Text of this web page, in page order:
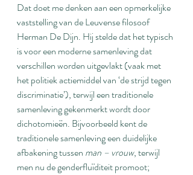
Dat doet me denken aan een opmerkelijke
vaststelling van de Leuvense filosoof
Herman De Dijn. Hij stelde dat het typisch
is voor een moderne samenleving dat
verschillen worden uitgevlakt (vaak met
het politiek actiemiddel van ‘de strijd tegen
discriminatie’), terwijl een traditionele
samenleving gekenmerkt wordt door
dichotomieën. Bijvoorbeeld kent de
traditionele samenleving een duidelijke
afbakening tussen man – vrouw, terwijl
men nu de genderfluïditeit promoot;